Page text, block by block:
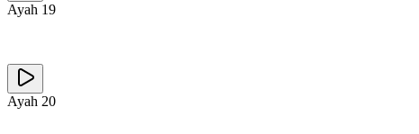
Ayah 19
Ayah 20